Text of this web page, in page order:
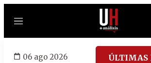
Menú
06 ago 2026 ÚLTIMAS